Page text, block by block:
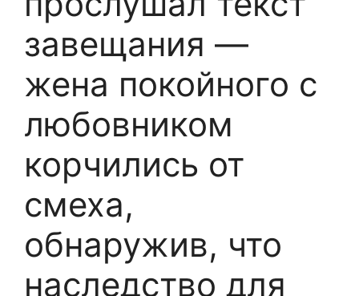
завещания —
жена покойного с
любовником
корчились от
смеха,
обнаружив, что
наследство для